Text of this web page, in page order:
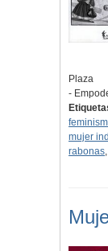
Plaza
-
mujer
rabonas,